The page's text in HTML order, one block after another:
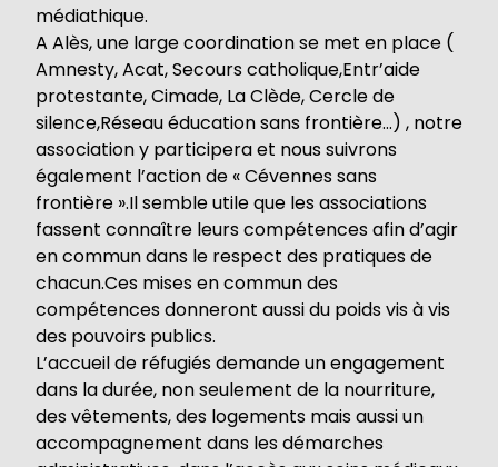
médiathique.
A Alès, une large coordination se met en place (
Amnesty, Acat, Secours catholique,Entr’aide
protestante, Cimade, La Clède, Cercle de
silence,Réseau éducation sans frontière…) , notre
association y participera et nous suivrons
également l’action de « Cévennes sans
frontière ».Il semble utile que les associations
fassent connaître leurs compétences afin d’agir
en commun dans le respect des pratiques de
chacun.Ces mises en commun des
compétences donneront aussi du poids vis à vis
des pouvoirs publics.
L’accueil de réfugiés demande un engagement
dans la durée, non seulement de la nourriture,
des vêtements, des logements mais aussi un
accompagnement dans les démarches